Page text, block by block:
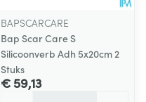
BAPSCARCARE
Bap Scar Care S
Silicoonverb Adh 5x20cm 2
Stuks
€ 59,13